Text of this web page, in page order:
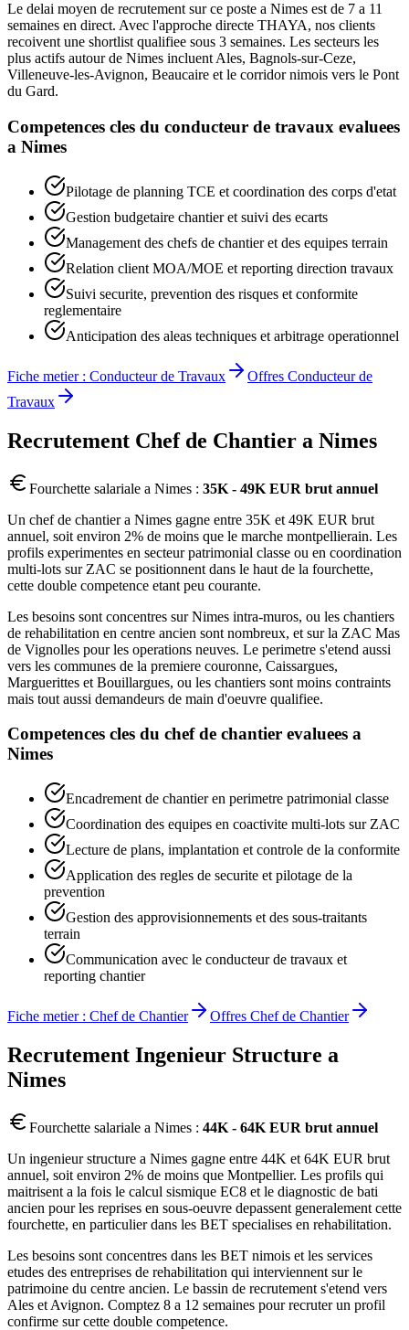
Le delai moyen de recrutement sur ce poste a Nimes est de 7 a 11
semaines en direct. Avec l'approche directe THAYA, nos clients
recoivent une shortlist qualifiee sous 3 semaines. Les secteurs les
plus actifs autour de Nimes incluent Ales, Bagnols-sur-Ceze,
Villeneuve-les-Avignon, Beaucaire et le corridor nimois vers le Pont
du Gard.
Competences cles du conducteur de travaux evaluees
a Nimes
Pilotage de planning TCE et coordination des corps d'etat
Gestion budgetaire chantier et suivi des ecarts
Management des chefs de chantier et des equipes terrain
Relation client MOA/MOE et reporting direction travaux
Suivi securite, prevention des risques et conformite
reglementaire
Anticipation des aleas techniques et arbitrage operationnel
Fiche metier : Conducteur de Travaux Offres Conducteur de
Travaux
Recrutement Chef de Chantier a Nimes
Fourchette salariale a Nimes : 35K - 49K EUR brut annuel
Un chef de chantier a Nimes gagne entre 35K et 49K EUR brut
annuel, soit environ 2% de moins que le marche montpellierain. Les
profils experimentes en secteur patrimonial classe ou en coordination
multi-lots sur ZAC se positionnent dans le haut de la fourchette,
cette double competence etant peu courante.
Les besoins sont concentres sur Nimes intra-muros, ou les chantiers
de rehabilitation en centre ancien sont nombreux, et sur la ZAC Mas
de Vignolles pour les operations neuves. Le perimetre s'etend aussi
vers les communes de la premiere couronne, Caissargues,
Marguerittes et Bouillargues, ou les chantiers sont moins contraints
mais tout aussi demandeurs de main d'oeuvre qualifiee.
Competences cles du chef de chantier evaluees a
Nimes
Encadrement de chantier en perimetre patrimonial classe
Coordination des equipes en coactivite multi-lots sur ZAC
Lecture de plans, implantation et controle de la conformite
Application des regles de securite et pilotage de la
prevention
Gestion des approvisionnements et des sous-traitants
terrain
Communication avec le conducteur de travaux et
reporting chantier
Fiche metier : Chef de Chantier Offres Chef de Chantier
Recrutement Ingenieur Structure a
Nimes
Fourchette salariale a Nimes : 44K - 64K EUR brut annuel
Un ingenieur structure a Nimes gagne entre 44K et 64K EUR brut
annuel, soit environ 2% de moins que Montpellier. Les profils qui
maitrisent a la fois le calcul sismique EC8 et le diagnostic de bati
ancien pour les reprises en sous-oeuvre depassent generalement cette
fourchette, en particulier dans les BET specialises en rehabilitation.
Les besoins sont concentres dans les BET nimois et les services
etudes des entreprises de rehabilitation qui interviennent sur le
patrimoine du centre ancien. Le bassin de recrutement s'etend vers
Ales et Avignon. Comptez 8 a 12 semaines pour recruter un profil
confirme sur cette double competence.